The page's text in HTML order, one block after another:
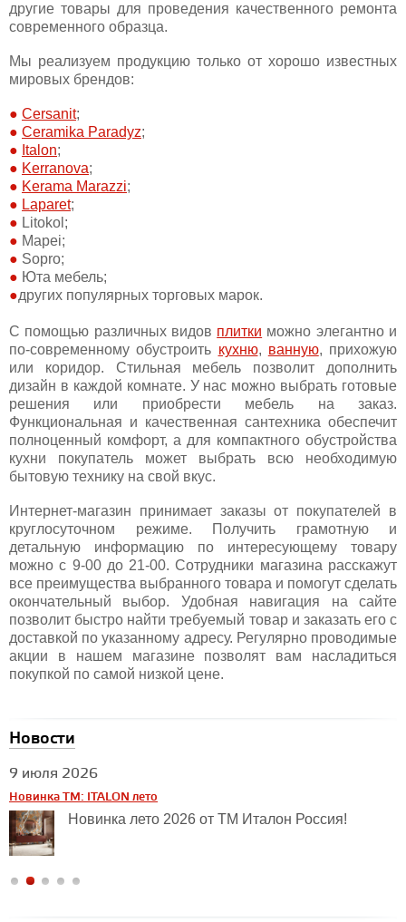
другие товары для проведения качественного ремонта
современного образца.
Мы реализуем продукцию только от хорошо известных
мировых брендов:
Cersanit;
Ceramika Paradyz;
Italon;
Kerranova;
Kerama Marazzi;
Laparet;
Litokol;
Mapei;
Sopro;
Юта мебель;
других популярных торговых марок.
С помощью различных видов плитки можно элегантно и
по-современному обустроить кухню, ванную, прихожую
или коридор. Стильная мебель позволит дополнить
дизайн в каждой комнате. У нас можно выбрать готовые
решения или приобрести мебель на заказ.
Функциональная и качественная сантехника обеспечит
полноценный комфорт, а для компактного обустройства
кухни покупатель может выбрать всю необходимую
бытовую технику на свой вкус.
Интернет-магазин принимает заказы от покупателей в
круглосуточном режиме. Получить грамотную и
детальную информацию по интересующему товару
можно с 9-00 до 21-00. Сотрудники магазина расскажут
все преимущества выбранного товара и помогут сделать
окончательный выбор. Удобная навигация на сайте
позволит быстро найти требуемый товар и заказать его с
доставкой по указанному адресу. Регулярно проводимые
акции в нашем магазине позволят вам насладиться
покупкой по самой низкой цене.
Новости
9 июля 2026
Новинка TM: ITALON лето
Новинка лето 2026 от ТМ Италон Россия!